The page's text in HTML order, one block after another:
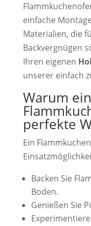
einfache
Materialien, die
Backvergnügen
Ihren eigenen
unserer einfach
Warum ein
perfekte
Ein
Backen Sie
Boden.
Genießen Sie